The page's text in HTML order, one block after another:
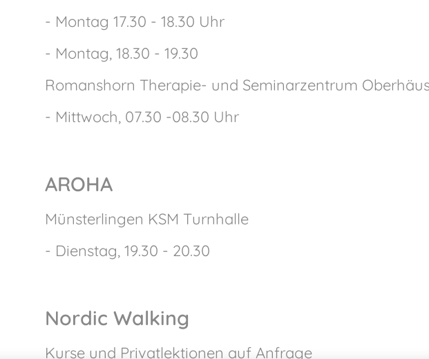
- Montag 17.30 - 18.30 Uhr
- Montag, 18.30 - 19.30
Romanshorn Therapie- und Seminarzentrum
- Mittwoch, 07.30 -08.30 Uhr
AROHA
Münsterlingen KSM Turnhalle
- Dienstag, 19.30 - 20.30
Nordic Walking
Kurse und Privatlektionen auf Anfrage